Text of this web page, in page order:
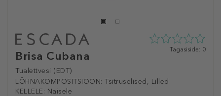
Brisa Cubana
Tualettvesi (EDT)
LÕHNAKOMPOSITSIOON: Tsitruselised, Lilled
KELLELE: Naisele
0
Tagasiside: 0